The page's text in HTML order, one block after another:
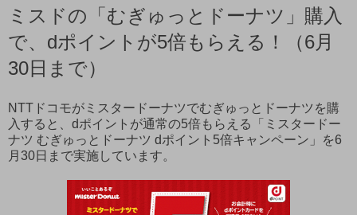
ミスドの「むぎゅっとドーナツ」購入
で、dポイントが5倍もらえる！（6月
30日まで）
NTTドコモがミスタードーナツでむぎゅっとドーナツを購
入すると、dポイントが通常の5倍もらえる「ミスタードー
ナツ むぎゅっとドーナツ dポイント5倍キャンペーン」を6
月30日まで実施しています。